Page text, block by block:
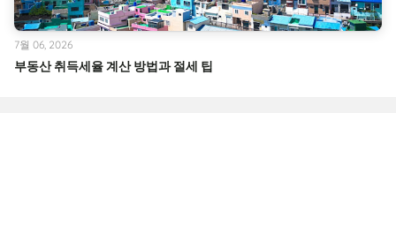
부동산 취득세율 계산 방법과 절세 팁
7월 06, 2026